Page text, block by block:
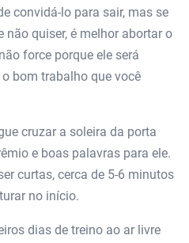
convidá-lo para sair, mas se
não quiser, é melhor abortar o
force porque ele será
bom trabalho que você
cruzar a soleira da porta
e boas palavras para ele.
curtas, cerca de 5-6 minutos
no início.
dias de treino ao ar livre